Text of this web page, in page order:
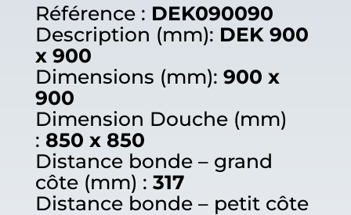
Référence : DEK090090
Description (mm): DEK 900
x 900
Dimensions (mm): 900 x
900
Dimension Douche (mm)
: 850 x 850
Distance bonde – grand
côte (mm) : 317
Distance bonde – petit côte